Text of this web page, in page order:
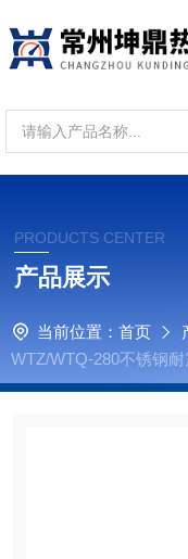
PRODUCTS CENTER
产品展示
当前位置： 首页
WTZ/WTQ-280不锈钢